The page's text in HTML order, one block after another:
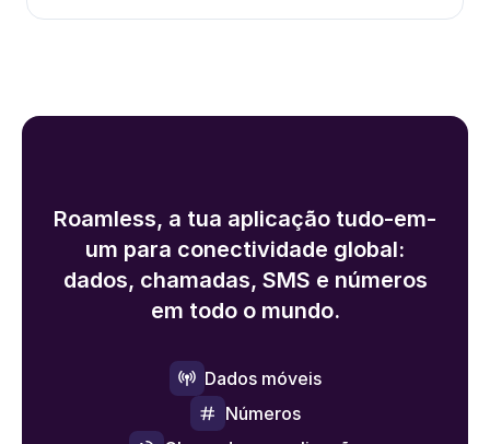
Roamless, a tua aplicação tudo-em-
um para conectividade global:
dados, chamadas, SMS e números
em todo o mundo.
Dados móveis
Números